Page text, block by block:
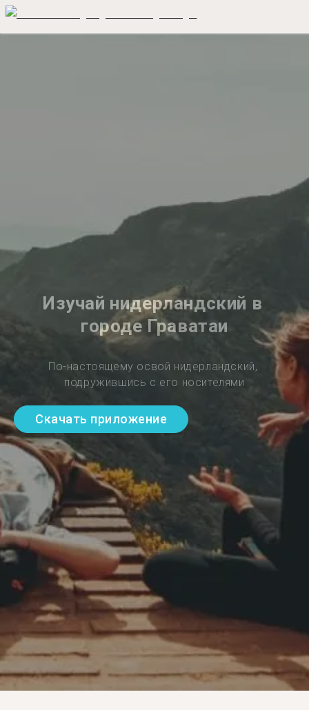
Изучай нидерландский в
городе Граватаи
По-настоящему освой нидерландский,
подружившись с его носителями
Скачать приложение